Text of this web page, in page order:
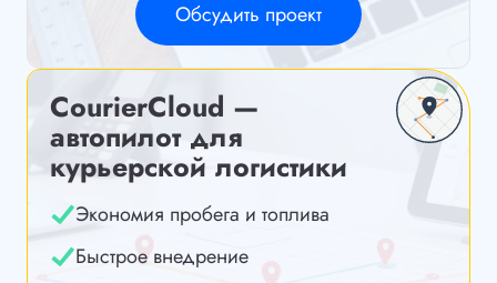
Обсудить проект
CourierCloud —
автопилот для
курьерской логистики
Экономия пробега и топлива
Быстрое внедрение